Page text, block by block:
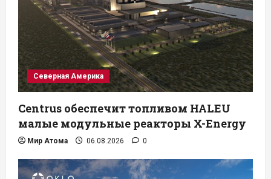
Северная Америка
Centrus обеспечит топливом HALEU
малые модульные реакторы X-Energy
Мир Атома 06.08.2026 0